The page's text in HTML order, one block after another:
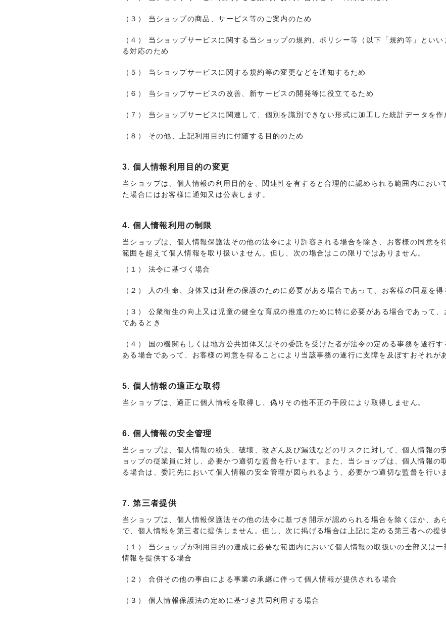
（３） 当ショップの商品、サービス等のご案内のため
（４） 当ショップサービスに関する当ショップの規約、ポリシー等（以下「規約等」とい
る対応のため
（５） 当ショップサービスに関する規約等の変更などを通知するため
（６） 当ショップサービスの改善、新サービスの開発等に役立てるため
（７） 当ショップサービスに関連して、個別を識別できない形式に加工した統計データを作
（８） その他、上記利用目的に付随する目的のため
3. 個人情報利用目的の変更
当ショップは、個人情報の利用目的を、関連性を有すると合理的に認められる範囲内におい
た場合にはお客様に通知又は公表します。
4. 個人情報利用の制限
当ショップは、個人情報保護法その他の法令により許容される場合を除き、お客様の同意を
範囲を超えて個人情報を取り扱いません。但し、次の場合はこの限りではありません。
（１） 法令に基づく場合
（２） 人の生命、身体又は財産の保護のために必要がある場合であって、お客様の同意を
（３） 公衆衛生の向上又は児童の健全な育成の推進のために特に必要がある場合であって
であるとき
（４） 国の機関もしくは地方公共団体又はその委託を受けた者が法令の定める事務を遂行
ある場合であって、お客様の同意を得ることにより当該事務の遂行に支障を及ぼすおそれが
5. 個人情報の適正な取得
当ショップは、適正に個人情報を取得し、偽りその他不正の手段により取得しません。
6. 個人情報の安全管理
当ショップは、個人情報の紛失、破壊、改ざん及び漏洩などのリスクに対して、個人情報の
ョップの従業員に対し、必要かつ適切な監督を行います。また、当ショップは、個人情報の
る場合は、委託先において個人情報の安全管理が図られるよう、必要かつ適切な監督を行い
7. 第三者提供
当ショップは、個人情報保護法その他の法令に基づき開示が認められる場合を除くほか、あ
で、個人情報を第三者に提供しません。但し、次に掲げる場合は上記に定める第三者への提
（１） 当ショップが利用目的の達成に必要な範囲内において個人情報の取扱いの全部又は
情報を提供する場合
（２） 合併その他の事由による事業の承継に伴って個人情報が提供される場合
（３） 個人情報保護法の定めに基づき共同利用する場合